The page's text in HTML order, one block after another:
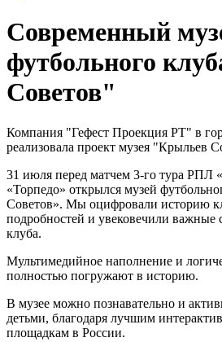
Современный
футбольного
Советов"
Компания "Гефест Проекция РТ" в
реализовала проект музея "Крыльев
31 июля перед матчем 3-го тура РПЛ
«Торпедо» открылся музей
Советов». Мы оцифровали историю
подробностей и увековечили важные
клуба.
Мультимедийное наполнение и
полностью погружают в историю.
В музее можно познавательно и
детьми, благодаря лучшим
площадкам в России.